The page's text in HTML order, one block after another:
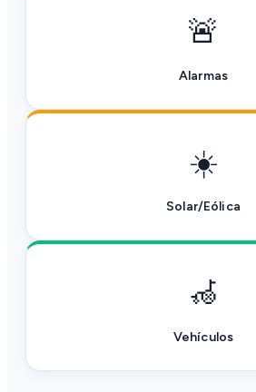
🚨
Alarmas
☀️
Solar/Eólica
🦽
Vehículos